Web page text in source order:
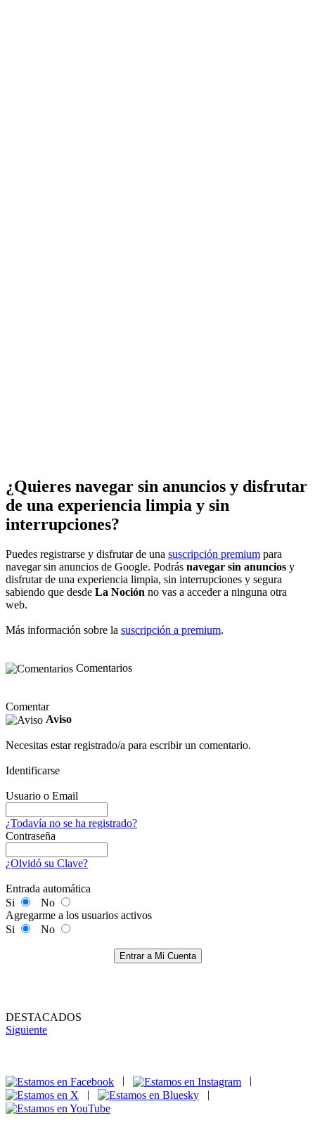
¿Quieres navegar sin anuncios y disfrutar
de una experiencia limpia y sin
interrupciones?
Puedes registrarse y disfrutar de una suscripción premium para
navegar sin anuncios de Google. Podrás navegar sin anuncios y
disfrutar de una experiencia limpia, sin interrupciones y segura
sabiendo que desde La Noción no vas a acceder a ninguna otra
web.
Más información sobre la suscripción a premium.
Comentarios
Comentar
Aviso
Necesitas estar registrado/a para escribir un comentario.
Identificarse
Usuario o Email
¿Todavía no se ha registrado?
Contraseña
¿Olvidó su Clave?
Entrada automática
Si
No
Agregarme a los usuarios activos
Si
No
Entrar a Mi Cuenta
DESTACADOS
Siguiente
|
|